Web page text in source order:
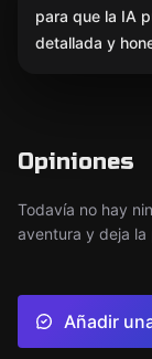
para que la IA
detallada y
Opiniones
Todavía no hay
aventura y deja la
Añadir